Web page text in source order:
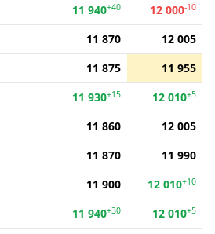
11 940+40 12 000-10
11 870
12 005
11 875
11 955
11 930+15 12 010+5
11 860
12 005
11 870
11 990
11 900 12 010+10
11 940+30 12 010+5